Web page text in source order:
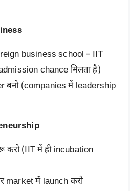
business school – IIT
chance मिलता है)
बनो (companies में leadership
(IIT में ही incubation
market में launch करो